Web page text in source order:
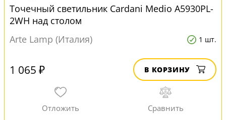
Точечный светильник Cardani Medio A5930PL-
2WH над столом
Arte Lamp (Италия)
1 шт.
1 065 ₽ В КОРЗИНУ